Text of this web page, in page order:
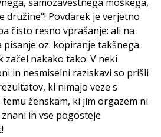
družine"! Povdarek je verjetno
čisto resno vprašanje: ali na
pisanje oz. kopiranje takšnega
začel nakako tako: V neki
in nesmiselni raziskavi so prišli
ki nimajo veze s
ženskam, ki jim orgazem ni
in vse pogosteje